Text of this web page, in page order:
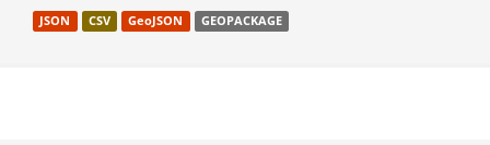
JSON CSV GeoJSON GEOPACKAGE